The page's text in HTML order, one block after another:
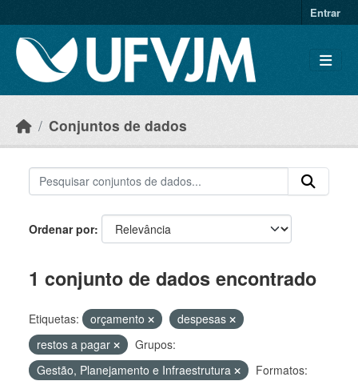
Entrar
Conjuntos de dados
Ordenar por
1 conjunto de dados encontrado
Etiquetas: orçamento
despesas
restos a pagar
Grupos:
Gestão, Planejamento e Infraestrutura
Formatos: